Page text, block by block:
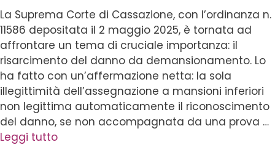
La Suprema Corte di Cassazione, con l’ordinanza n.
11586 depositata il 2 maggio 2025, è tornata ad
affrontare un tema di cruciale importanza: il
risarcimento del danno da demansionamento. Lo
ha fatto con un’affermazione netta: la sola
illegittimità dell’assegnazione a mansioni inferiori
non legittima automaticamente il riconoscimento
del danno, se non accompagnata da una prova …
Leggi tutto